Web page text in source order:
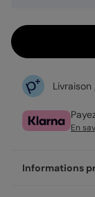
En
Informations